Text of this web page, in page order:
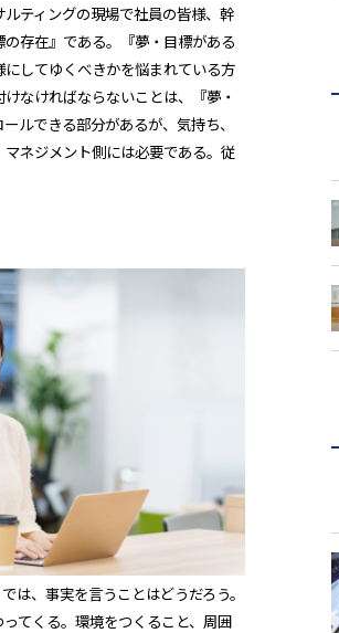
ティングの現場で社員の皆様、幹
存在』である。『夢・目標がある
してゆくべきかを悩まれている方
なければならないことは、『夢・
ルできる部分があるが、気持ち、
ネジメント側には必要である。従
は、事実を言うことはどうだろう。
てくる。環境をつくること、周囲